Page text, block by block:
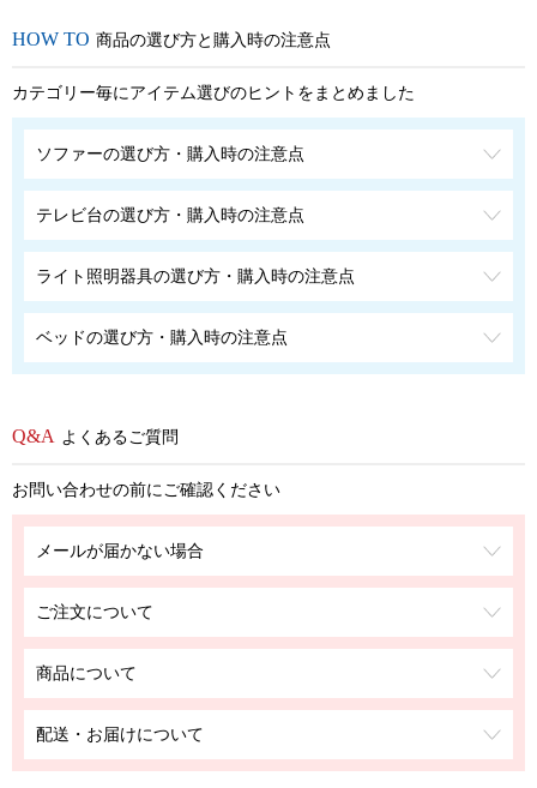
商品の選び方と購入時の注意点
カテゴリー毎にアイテム選びのヒントをまとめました
ソファーの選び方・購入時の注意点
テレビ台の選び方・購入時の注意点
ライト照明器具の選び方・購入時の注意点
ベッドの選び方・購入時の注意点
よくあるご質問
お問い合わせの前にご確認ください
メールが届かない場合
ご注文について
商品について
配送・お届けについて